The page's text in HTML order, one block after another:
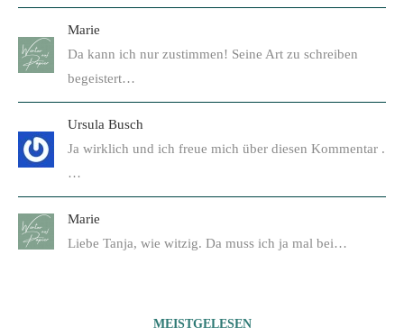
Marie
Da kann ich nur zustimmen! Seine Art zu schreiben
begeistert…
Ursula Busch
Ja wirklich und ich freue mich über diesen Kommentar .
…
Marie
Liebe Tanja, wie witzig. Da muss ich ja mal bei…
MEISTGELESEN